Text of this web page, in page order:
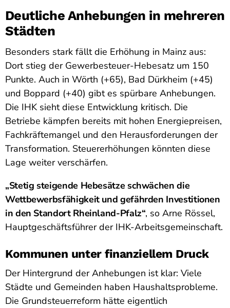
Deutliche Anhebungen in mehreren
Städten
Besonders stark fällt die Erhöhung in Mainz aus:
Dort stieg der Gewerbesteuer-Hebesatz um 150
Punkte. Auch in Wörth (+65), Bad Dürkheim (+45)
und Boppard (+40) gibt es spürbare Anhebungen.
Die IHK sieht diese Entwicklung kritisch. Die
Betriebe kämpfen bereits mit hohen Energiepreisen,
Fachkräftemangel und den Herausforderungen der
Transformation. Steuererhöhungen könnten diese
Lage weiter verschärfen.
„Stetig steigende Hebesätze schwächen die
Wettbewerbsfähigkeit und gefährden Investitionen
in den Standort Rheinland-Pfalz“, so Arne Rössel,
Hauptgeschäftsführer der IHK-Arbeitsgemeinschaft.
Kommunen unter finanziellem Druck
Der Hintergrund der Anhebungen ist klar: Viele
Städte und Gemeinden haben Haushaltsprobleme.
Die Grundsteuerreform hätte eigentlich